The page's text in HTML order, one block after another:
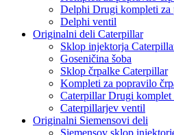
Delphi Drugi kompleti za
Delphi ventil
Originalni deli Caterpillar
Sklop injektorja
Goseničina šoba
Sklop črpalke Caterpillar
Kompleti za popravilo
Caterpillar Drugi komplet
Caterpillarjev ventil
Originalni Siemensovi deli
Siemensov sklop